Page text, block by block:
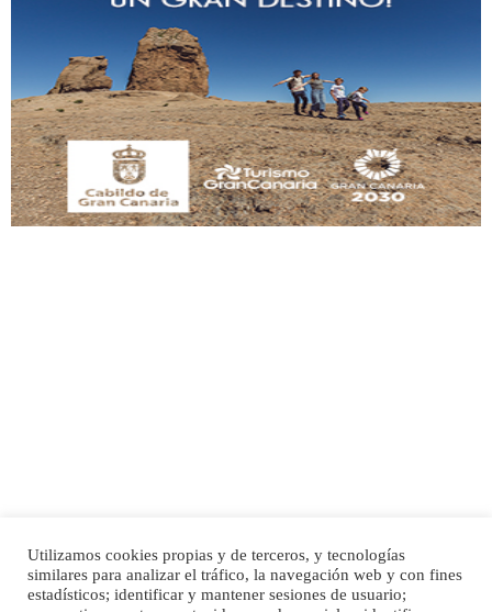
Gato manso encontrado
Este gato macho ha aparecido en la calle hace menos de un mes, es muy
manso y extremadamente cari...
Leales.org » Gran Canaria | 9.7.2025
SHIBA PERDIDO AVDA JOSE MESA Y LOPEZ
PERRO MACHO RAZA SHIBA CON MICROCHIP PERDIDO HOY 06/07/2025 ZONA
Inicio Publicidad
Política de privacidad
Utilizamos cookies propias y de terceros, y tecnologías
similares para analizar el tráfico, la navegación web y con fines
estadísticos; identificar y mantener sesiones de usuario;